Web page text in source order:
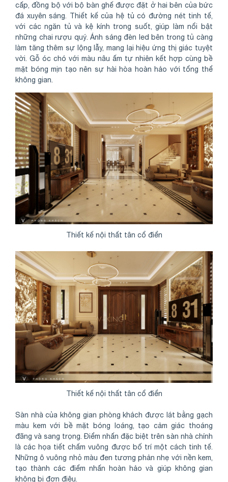
cấp, đồng bộ với bộ bàn ghế được đặt ở hai bên của bức
đá xuyên sáng. Thiết kế của hệ tủ có đường nét tinh tế,
với các ngăn tủ và kệ kính trong suốt, giúp làm nổi bật
những chai rượu quý. Ánh sáng đèn led bên trong tủ càng
làm tăng thêm sự lộng lẫy, mang lại hiệu ứng thị giác tuyệt
vời. Gỗ óc chó với màu nâu ấm tự nhiên kết hợp cùng bề
mặt bóng mịn tạo nên sự hài hòa hoàn hảo với tổng thể
không gian.
Thiết kế nội thất tân cổ điển
Thiết kế nội thất tân cổ điển
Sàn nhà của không gian phòng khách được lát bằng gạch
màu kem với bề mặt bóng loáng, tạo cảm giác thoáng
đãng và sang trọng. Điểm nhấn đặc biệt trên sàn nhà chính
là các họa tiết chấm vuông được bố trí một cách tinh tế.
Những ô vuông nhỏ màu đen tương phản nhẹ với nền kem,
tạo thành các điểm nhấn hoàn hảo và giúp không gian
không bị đơn điệu.